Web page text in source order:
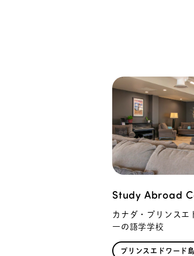
Study Abroad
カナダ・プリンスエ
一の語学学校
プリンスエドワード島